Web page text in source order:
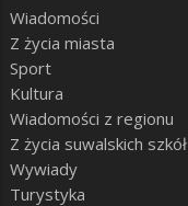
Wiadomości
Z życia miasta
Sport
Kultura
Wiadomości z regionu
Z życia suwalskich szkół
Wywiady
Turystyka